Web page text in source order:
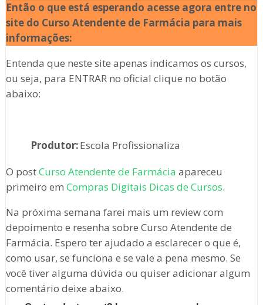
Então o que está esperando acesse agora entre no
site do Curso Atendente de Farmácia para mais
informações:
Entenda que neste site apenas indicamos os cursos,
ou seja, para ENTRAR no oficial clique no botão
abaixo:
Produtor:Escola Profissionaliza
O postCurso Atendente de Farmácia apareceu
primeiro em Compras Digitais Dicas de Cursos.
Na próxima semana farei mais um review com
depoimento e resenha sobre Curso Atendente de
Farmácia. Espero ter ajudado a esclarecer o que é,
como usar, se funciona e se vale a pena mesmo. Se
você tiver alguma dúvida ou quiser adicionar algum
comentário deixe abaixo.